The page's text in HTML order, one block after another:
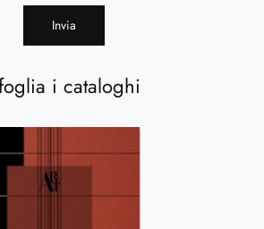
i cataloghi
Invia